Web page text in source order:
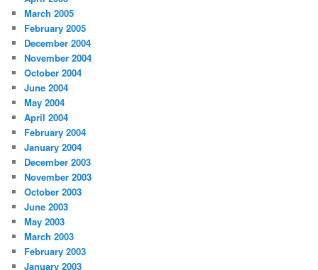
March 2005
February 2005
December 2004
November 2004
October 2004
June 2004
May 2004
April 2004
February 2004
January 2004
December 2003
November 2003
October 2003
June 2003
May 2003
March 2003
February 2003
January 2003